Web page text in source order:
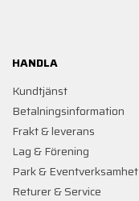
HANDLA
Kundtjänst
Betalningsinformation
Frakt & leverans
Lag & Förening
Park & Eventverksamhet
Returer & Service